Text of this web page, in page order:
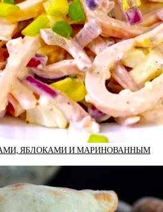
ЯБЛОКАМИ И МАРИНОВАННЫМ